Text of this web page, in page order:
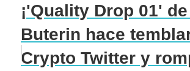
¡'Quality Drop 01'
Buterin hace
Crypto Twitter y